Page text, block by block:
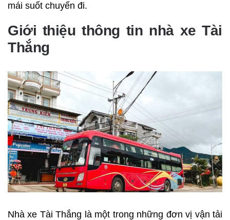
mái suốt chuyến đi.
Giới thiệu thông tin nhà xe Tài
Thắng
Nhà xe Tài Thắng là một trong những đơn vị vận tải